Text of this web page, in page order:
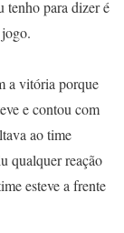
tenho para dizer é
a vitória porque
e contou com
ao time
qualquer reação
esteve a frente